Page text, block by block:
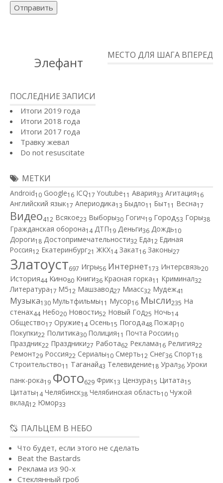
Отправить
Элефант МЕСТО ДЛЯ ШАГА ВПЕРЕД
ПОСЛЕДНИЕ ЗАПИСИ
Итоги 2019 года
Итоги 2018 года
Итоги 2017 года
Травку жевал
Do not resuscitate
МЕТКИ
Android10 Google16 ICQ17 Youtube11 Авария33 Агитация16
Английский язык17 Апериодика13 Быдло11 Быт11 Весна17
Видео412 Всякое23 Выборы30 Гогич19 Город53 Горы38
Гражданская оборона14 ДТП19 Деньги36 Дождь10
Дороги18 Достопримечательности32 Еда12 Единая
Россия12 Екатеринбург21 ЖКХ14 Закат16 Законы27
Златоуст697 Игры56 Интернет173 Интерсвязь20
История44 Кино80 Книги36 Красная горка11 Криминал32
Литература17 М512 Машзавод27 Миасс32 Мудеж41
Музыка130 Мультфильмы11 Мусор16 Мысли235 На
стенах44 Небо20 Новости52 Новый Год25 Ночь14
Общество17 Оружие14 Осень15 Погода48 Пожар10
Покупки22 Политика30 Полиция11 Почта России10
Праздник22 Праздники27 Работа62 Реклама16 Религия22
Ремонт29 Россия22 Сериалы10 Смерть12 Снег36 Спорт18
Строительство11 Таганай43 Телевидение18 Урал36 Уроки
панк-рока19 Фото629 Фрик13 Цензура15 Цитата15
Цитаты14 Челябинск38 Челябинская область10 Чужой
вклад12 Юмор33
ПАЛЬЦЕМ В НЕБО
Что будет, если этого не сделать
Beat the Bastards
Реклама из 90-х
Стеклянный гроб